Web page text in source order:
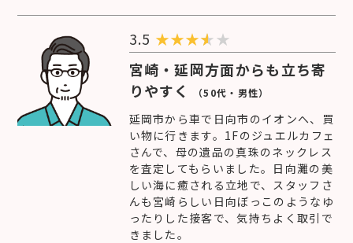
3.5 ★★★
★
宮崎・延岡方面からも立ち寄
りやすく
（50代・男性）
延岡市から車で日向市のイオンへ、買
い物に行きます。1Fのジュエルカフェ
さんで、母の遺品の真珠のネックレス
を査定してもらいました。日向灘の美
しい海に癒される立地で、スタッフさ
んも宮崎らしい日向ぼっこのようなゆ
ったりした接客で、気持ちよく取引で
きました。